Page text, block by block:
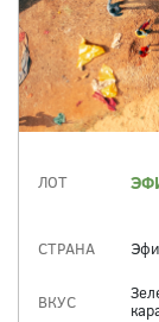
ЛОТ
СТРАНА
ВКУС